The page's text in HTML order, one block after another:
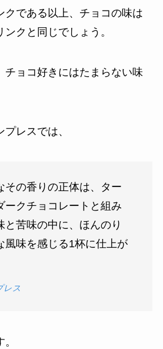
クである以上、チョコの味は
クと同じでしょう。
チョコ好きにはたまらない味
レスでは、
その香りの正体は、ター
ークチョコレートと組み
と苦味の中に、ほんのり
風味を感じる1杯に仕上が
レス